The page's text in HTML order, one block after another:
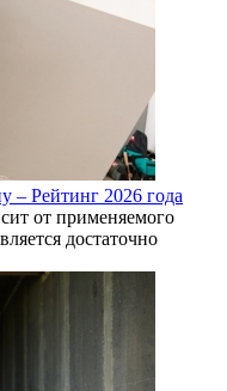
– Рейтинг 2026 года
от применяемого
достаточно